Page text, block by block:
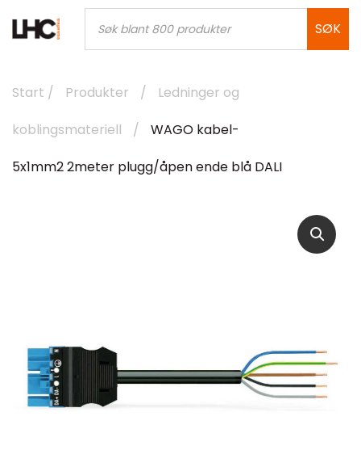
Products
search SØK
Start / Produkter /
Ledninger og
koblingsmateriell
/
WAGO kabel-
5x1mm2 2meter plugg/åpen ende blå DALI